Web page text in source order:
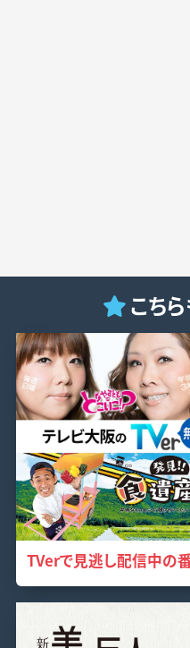
こち
TVerで見逃し配信中の